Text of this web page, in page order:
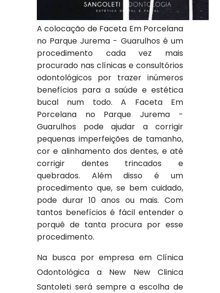
A colocação de Faceta Em Porcelana
no Parque Jurema - Guarulhos é um
procedimento cada vez mais
procurado nas clínicas e consultórios
odontológicos por trazer inúmeros
benefícios para a saúde e estética
bucal num todo. A Faceta Em
Porcelana no Parque Jurema -
Guarulhos pode ajudar a corrigir
pequenas imperfeições de tamanho,
cor e alinhamento dos dentes, e até
corrigir dentes trincados e
quebrados. Além disso é um
procedimento que, se bem cuidado,
pode durar 10 anos ou mais. Com
tantos benefícios é fácil entender o
porquê de tanta procura por esse
procedimento.
Na busca por empresa em Clínica
Odontológica a New New Clinica
Santoleti será sempre a escolha de